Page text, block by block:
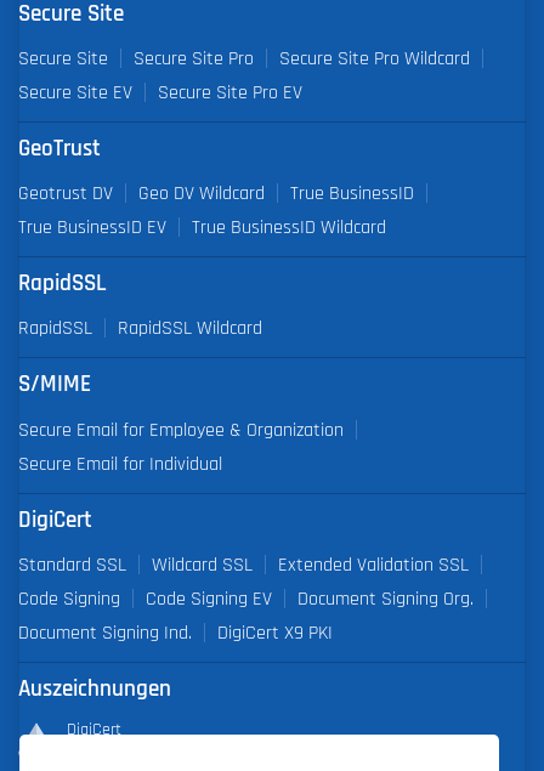
Secure Site
Secure Site Secure Site Pro
Secure Site Pro Wildcard
Secure Site EV
Secure Site Pro EV
GeoTrust
Geotrust DV Geo DV Wildcard
True BusinessID
True BusinessID EV
True BusinessID Wildcard
RapidSSL
RapidSSL RapidSSL Wildcard
S/MIME
Secure Email for Employee & Organization
Secure Email for Individual
DigiCert
Standard SSL Wildcard SSL
Extended Validation SSL
Code Signing
Code Signing EV
Document Signing Org.
Document Signing Ind.
DigiCert X9 PKI
Auszeichnungen
DigiCert